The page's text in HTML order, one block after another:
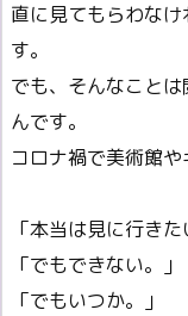
直に見てもらわな
す。
でも、そんなこと
んです。
コロナ禍で美術館
「本当は見に行きた
「でもできない。」
「でもいつか。」